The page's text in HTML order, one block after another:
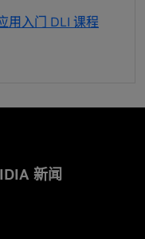
用入门 DLI 课程
新闻